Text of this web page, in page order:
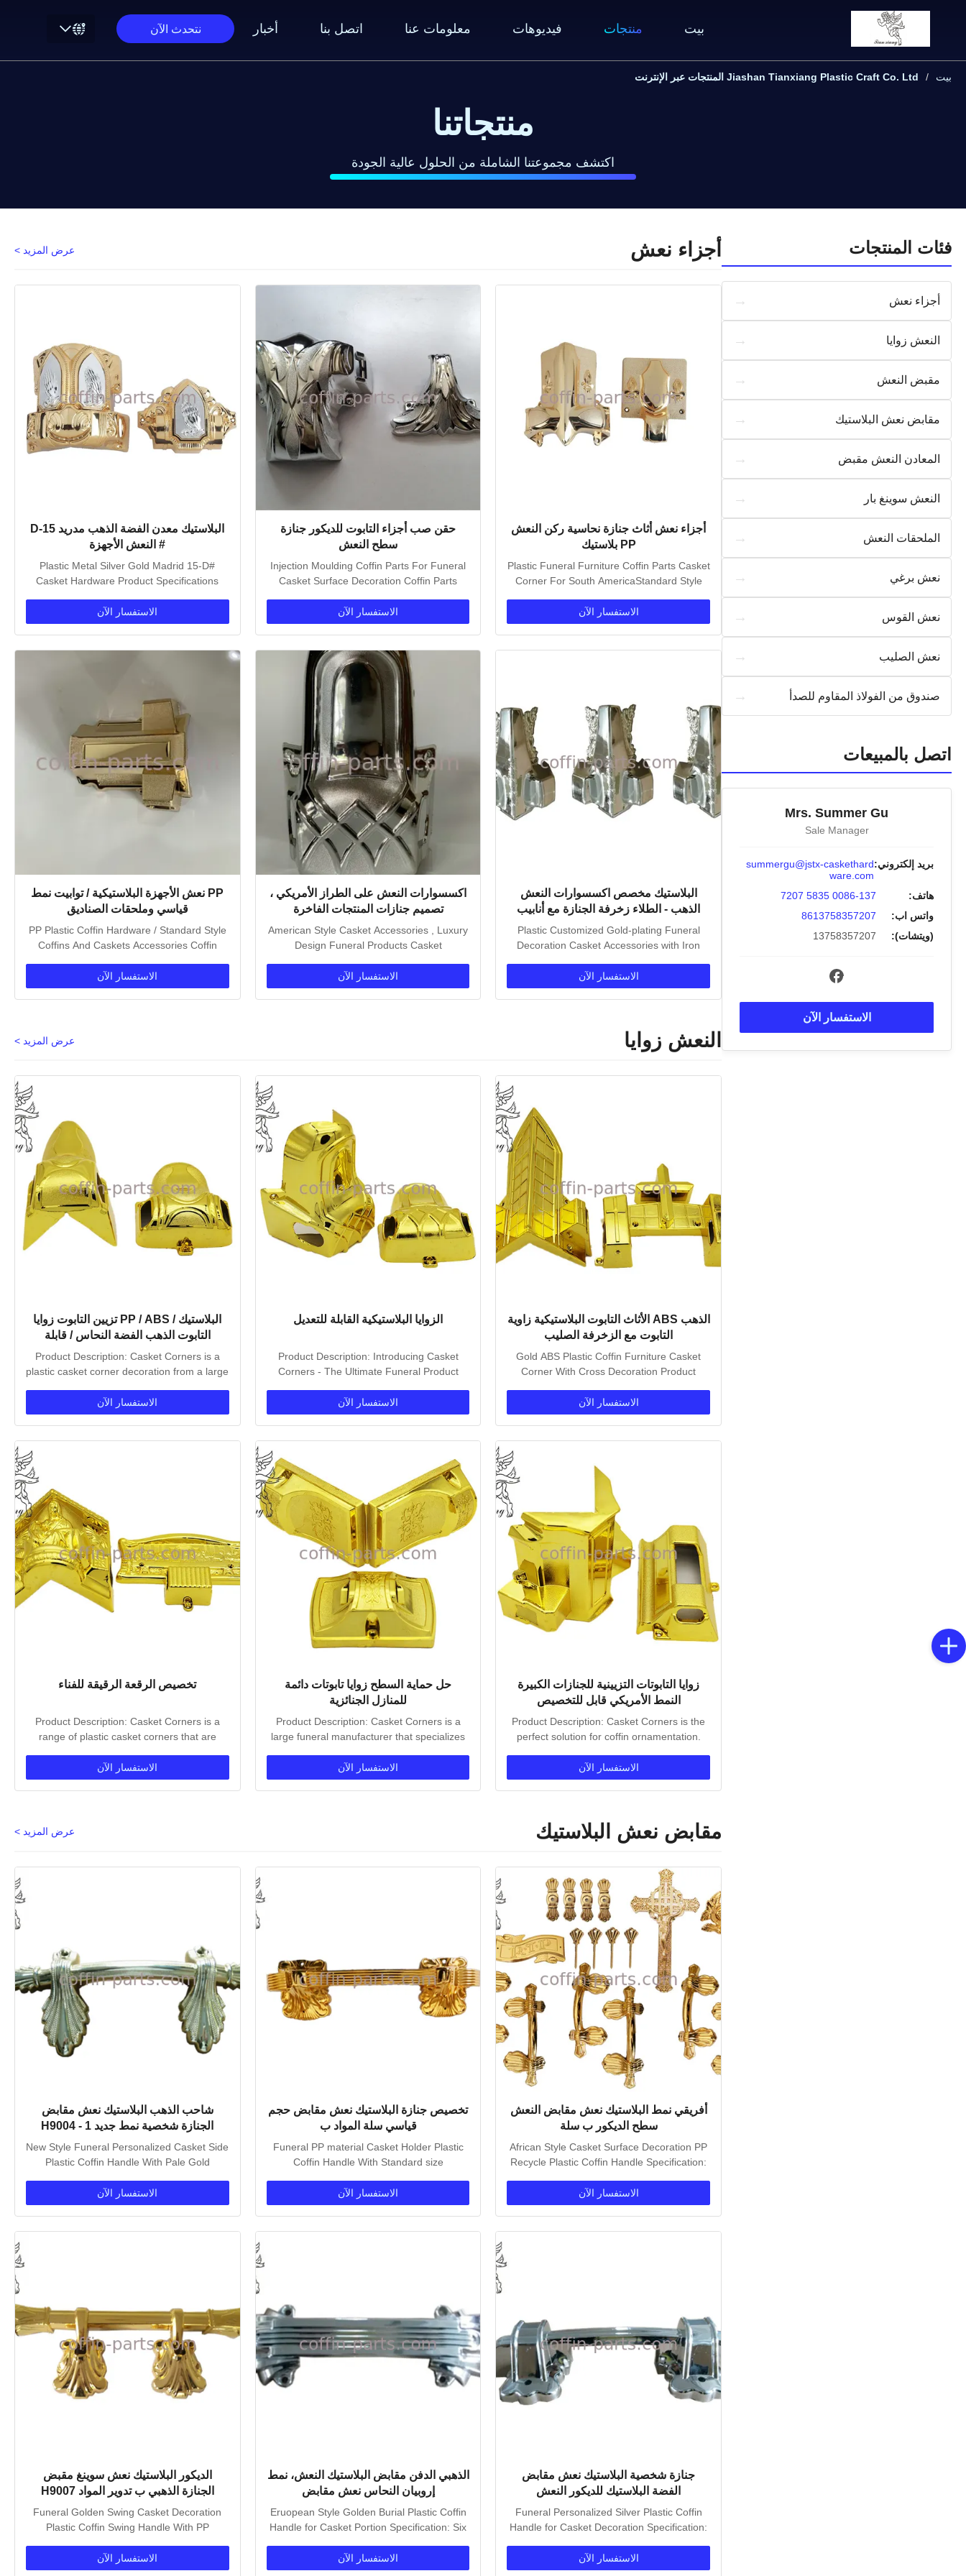
بيت منتجات فيديوهات معلومات عنا اتصل بنا أخبار نتحدث الآن
بيت Jiashan Tianxiang Plastic Craft Co. Ltd المنتجات عبر الإنترنت
منتجاتنا
اكتشف مجموعتنا الشاملة من الحلول عالية الجودة
فئات المنتجات
أجزاء نعش →
النعش زوايا →
مقبض النعش →
مقابض نعش البلاستيك →
المعادن النعش مقبض →
النعش سوينغ بار →
الملحقات النعش →
نعش برغي →
نعش القوس →
نعش الصليب →
صندوق من الفولاذ المقاوم للصدأ →
اتصل بالمبيعات
Mrs. Summer Gu
Sale Manager
بريد إلكتروني:summergu@jstx-caskethard
ware.com
هاتف:
0086-137 5835 7207
واتس اب:
8613758357207
(ويتشات):
13758357207
الاستفسار الآن
أجزاء نعش عرض المزيد >
أجزاء نعش أثاث جنازة نحاسية ركن النعش
PP بلاستيك
Plastic Funeral Furniture Coffin Parts Casket
Corner For South AmericaStandard Style
الاستفسار الآن
حقن صب أجزاء التابوت للديكور جنازة
سطح النعش
Injection Moulding Coffin Parts For Funeral
Casket Surface Decoration Coffin Parts
الاستفسار الآن
البلاستيك معدن الفضة الذهب مدريد 15-D
# النعش الأجهزة
Plastic Metal Silver Gold Madrid 15-D#
Casket Hardware Product Specifications
الاستفسار الآن
البلاستيك مخصص اكسسوارات النعش
الذهب - الطلاء زخرفة الجنازة مع أنابيب
الحديد
Plastic Customized Gold-plating Funeral
Decoration Casket Accessories with Iron
الاستفسار الآن
اكسسوارات النعش على الطراز الأمريكي ،
تصميم جنازات المنتجات الفاخرة
American Style Casket Accessories , Luxury
Design Funeral Products Casket
الاستفسار الآن
PP نعش الأجهزة البلاستيكية / توابيت نمط
قياسي وملحقات الصناديق
PP Plastic Coffin Hardware / Standard Style
Coffins And Caskets Accessories Coffin
الاستفسار الآن
النعش زوايا عرض المزيد >
الذهب ABS الأثاث التابوت البلاستيكية زاوية
التابوت مع الزخرفة الصليب
Gold ABS Plastic Coffin Furniture Casket
Corner With Cross Decoration Product
الاستفسار الآن
الزوايا البلاستيكية القابلة للتعديل
Product Description: Introducing Casket
Corners - The Ultimate Funeral Product
الاستفسار الآن
البلاستيك / PP / ABS تزيين التابوت زوايا
التابوت الذهب الفضة النحاس / قابلة
للتخصيص
Product Description: Casket Corners is a
plastic casket corner decoration from a large
الاستفسار الآن
زوايا التابوتات التزيينية للجنازات الكبيرة
النمط الأمريكي قابل للتخصيص
Product Description: Casket Corners is the
perfect solution for coffin ornamentation.
الاستفسار الآن
حل حماية السطح زوايا تابوتات دائمة
للمنازل الجنائزية
Product Description: Casket Corners is a
large funeral manufacturer that specializes
الاستفسار الآن
تخصيص الرقعة الرقيقة للفناء
Product Description: Casket Corners is a
range of plastic casket corners that are
الاستفسار الآن
مقابض نعش البلاستيك عرض المزيد >
أفريقي نمط البلاستيك نعش مقابض النعش
سطح الديكور ب سلة
African Style Casket Surface Decoration PP
Recycle Plastic Coffin Handle Specification:
الاستفسار الآن
تخصيص جنازة البلاستيك نعش مقابض حجم
قياسي سلة المواد ب
Funeral PP material Casket Holder Plastic
Coffin Handle With Standard size
الاستفسار الآن
شاحب الذهب البلاستيك نعش مقابض
الجنازة شخصية نمط جديد H9004 - 1
New Style Funeral Personalized Casket Side
Plastic Coffin Handle With Pale Gold
الاستفسار الآن
جنازة شخصية البلاستيك نعش مقابض
الفضة البلاستيك للديكور النعش
Funeral Personalized Silver Plastic Coffin
Handle for Casket Decoration Specification:
الاستفسار الآن
الذهبي الدفن مقابض البلاستيك النعش، نمط
إروبيان النحاس نعش مقابض
Eruopean Style Golden Burial Plastic Coffin
Handle for Casket Portion Specification: Six
الاستفسار الآن
الديكور البلاستيك نعش سوينغ مقبض
الجنازة الذهبي ب تدوير المواد H9007
Funeral Golden Swing Casket Decoration
Plastic Coffin Swing Handle With PP
الاستفسار الآن